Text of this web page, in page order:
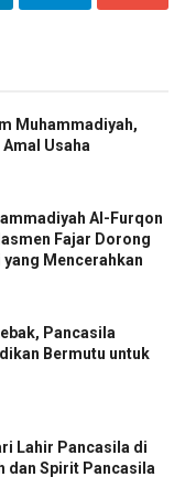
Muhammadiyah,
Usaha
Al-Furqon
Fajar Dorong
Mencerahkan
Pancasila
Bermutu untuk
Lahir Pancasila di
dan Spirit Pancasila